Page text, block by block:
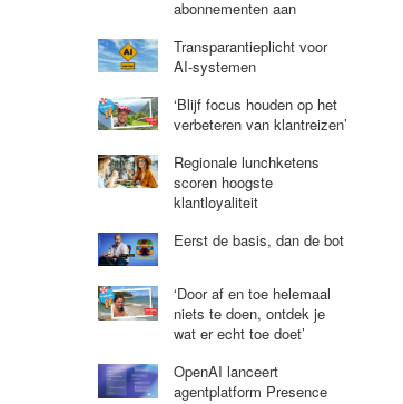
abonnementen aan
Transparantieplicht voor
AI-systemen
‘Blijf focus houden op het
verbeteren van klantreizen’
Regionale lunchketens
scoren hoogste
klantloyaliteit
Eerst de basis, dan de bot
‘Door af en toe helemaal
niets te doen, ontdek je
wat er echt toe doet’
OpenAI lanceert
agentplatform Presence